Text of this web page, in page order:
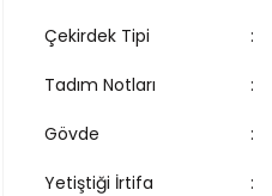
Çekirdek Tipi
Tadım Notları
Gövde
Yetiştiği İrtifa